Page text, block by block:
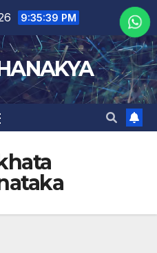
9:35:39 PM